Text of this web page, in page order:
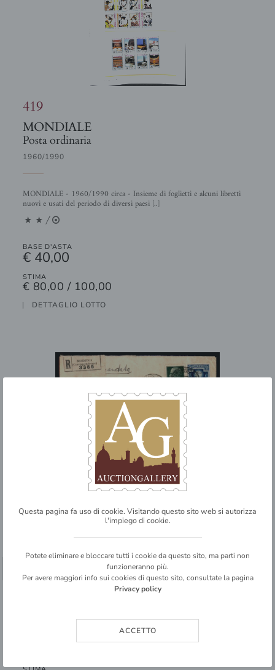
419
MONDIALE
Posta ordinaria
1960/1990
MONDIALE - 1960/1990 circa - Insieme di foglietti e alcuni libretti
nuovi e usati del periodo di diversi paesi [..]
11/2
BASE D'ASTA
€ 40,00
STIMA
€ 80,00 / 100,00
DETTAGLIO LOTTO
Regno
busta raccomandata da Modena a Soerabaja (Indie [..]
Questa pagina fa uso di cookie. Visitando questo sito web si autorizza
l'impiego di cookie.
Potete eliminare e bloccare tutti i cookie da questo sito, ma parti non
funzioneranno più.
Per avere maggiori info sui cookies di questo sito, consultate la pagina
Privacy policy
ACCETTO